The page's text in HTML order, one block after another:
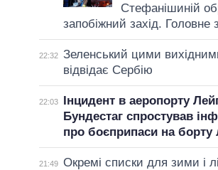
Стефанішиній
запобіжний захід. Головне
22:32 Зеленський цими
відвідає Сербію
22:03
Інцидент в аеропорту
Бундестаг спростував
про боєприпаси на борту
21:49 Окремі списки для зими і